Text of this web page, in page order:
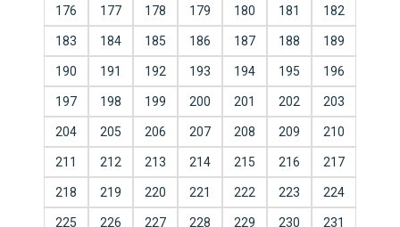
176 177 178 179 180 181 182
183 184 185 186 187 188 189
190 191 192 193 194 195 196
197 198 199 200 201 202 203
204 205 206 207 208 209 210
211 212 213 214 215 216 217
218 219 220 221 222 223 224
225 226 227 228 229 230 231